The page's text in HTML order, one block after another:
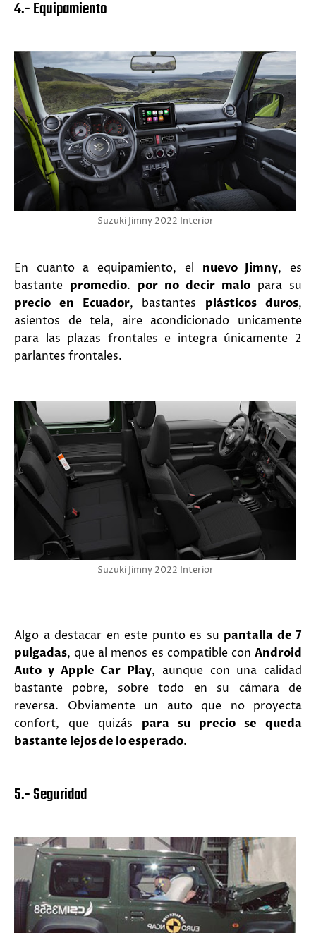
4.- Equipamiento
Suzuki Jimny 2022 Interior
En cuanto a equipamiento, el nuevo Jimny, es
bastante promedio. por no decir malo para su
precio en Ecuador, bastantes plásticos duros,
asientos de tela, aire acondicionado unicamente
para las plazas frontales e integra únicamente 2
parlantes frontales.
Suzuki Jimny 2022 Interior
Algo a destacar en este punto es su pantalla de 7
pulgadas, que al menos es compatible con Android
Auto y Apple Car Play, aunque con una calidad
bastante pobre, sobre todo en su cámara de
reversa. Obviamente un auto que no proyecta
confort, que quizás para su precio se queda
bastante lejos de lo esperado.
5.- Seguridad